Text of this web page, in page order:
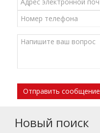
Отправить сообщение
Новый поиск